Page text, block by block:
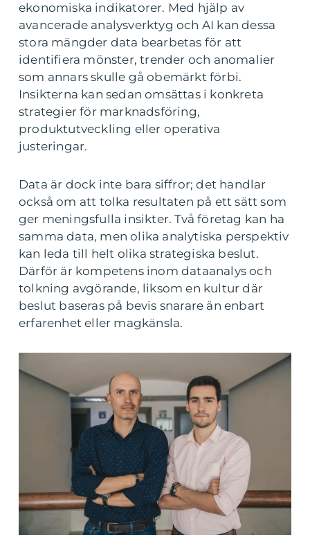
ekonomiska indikatorer. Med hjälp av
avancerade analysverktyg och AI kan dessa
stora mängder data bearbetas för att
identifiera mönster, trender och anomalier
som annars skulle gå obemärkt förbi.
Insikterna kan sedan omsättas i konkreta
strategier för marknadsföring,
produktutveckling eller operativa
justeringar.
Data är dock inte bara siffror; det handlar
också om att tolka resultaten på ett sätt som
ger meningsfulla insikter. Två företag kan ha
samma data, men olika analytiska perspektiv
kan leda till helt olika strategiska beslut.
Därför är kompetens inom dataanalys och
tolkning avgörande, liksom en kultur där
beslut baseras på bevis snarare än enbart
erfarenhet eller magkänsla.